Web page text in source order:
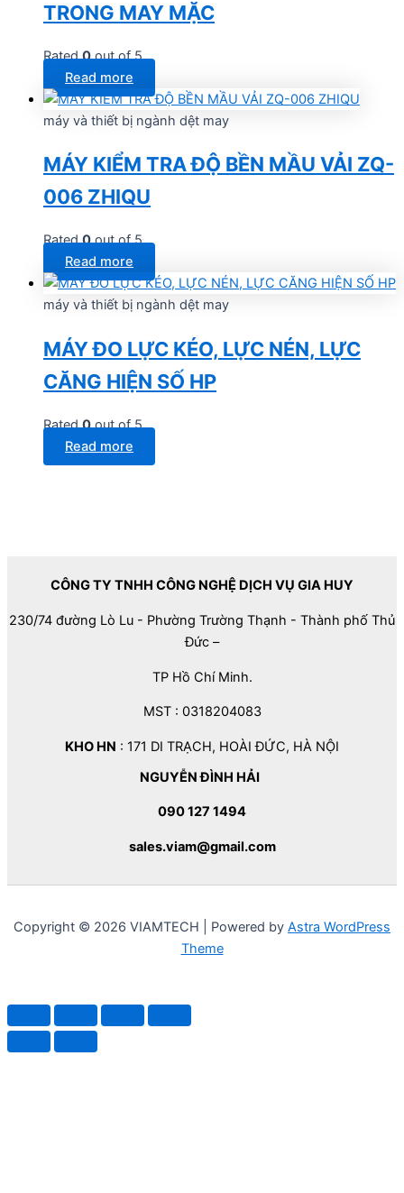
TRONG MAY MẶC
Rated0out of 5
Read more
máy và thiết bị ngành dệt may
MÁY KIỂM TRA ĐỘ BỀN MẦU VẢI ZQ-
006 ZHIQU
Rated0out of 5
Read more
máy và thiết bị ngành dệt may
MÁY ĐO LỰC KÉO, LỰC NÉN, LỰC
CĂNG HIỆN SỐ HP
Rated0out of 5
Read more
CÔNG TY TNHH CÔNG NGHỆ DỊCH VỤ GIA HUY
230/74 đường Lò Lu - Phường Trường Thạnh - Thành phố Thủ
Đức –
TP Hồ Chí Minh.
MST : 0318204083
KHO HN : 171 DI TRẠCH, HOÀI ĐỨC, HÀ NỘI
NGUYỄN ĐÌNH HẢI
090 127 1494
sales.viam@gmail.com
Copyright © 2026 VIAMTECH | Powered by Astra WordPress
Theme